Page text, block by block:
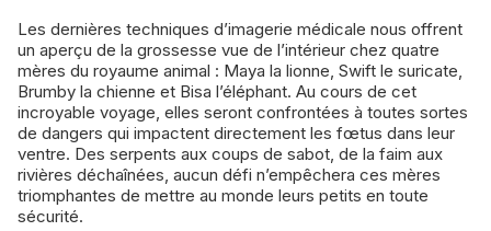
Les dernières techniques d’imagerie médicale nous offrent
un aperçu de la grossesse vue de l’intérieur chez quatre
mères du royaume animal : Maya la lionne, Swift le suricate,
Brumby la chienne et Bisa l’éléphant. Au cours de cet
incroyable voyage, elles seront confrontées à toutes sortes
de dangers qui impactent directement les fœtus dans leur
ventre. Des serpents aux coups de sabot, de la faim aux
rivières déchaînées, aucun défi n’empêchera ces mères
triomphantes de mettre au monde leurs petits en toute
sécurité.